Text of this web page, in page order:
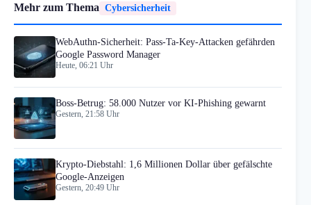
Mehr zum Thema Cybersicherheit
WebAuthn-Sicherheit: Pass-Ta-Key-Attacken gefährden
Google Password Manager
Heute, 06:21 Uhr
Boss-Betrug: 58.000 Nutzer vor KI-Phishing gewarnt
Gestern, 21:58 Uhr
Krypto-Diebstahl: 1,6 Millionen Dollar über gefälschte
Google-Anzeigen
Gestern, 20:49 Uhr